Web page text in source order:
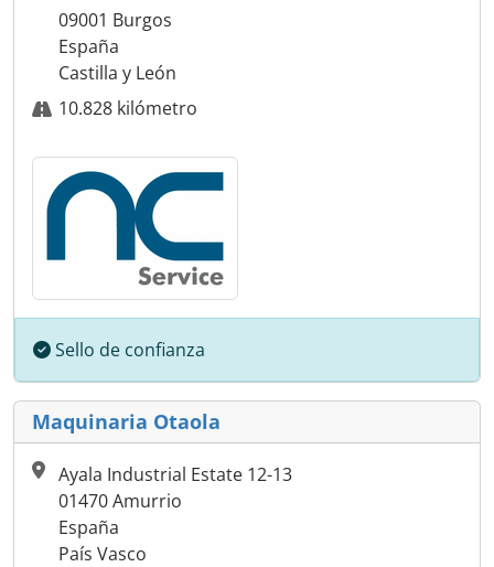
09001 Burgos
España
Castilla y León
10.828 kilómetro
Sello de confianza
Maquinaria Otaola
Ayala Industrial Estate 12-13
01470 Amurrio
España
País Vasco